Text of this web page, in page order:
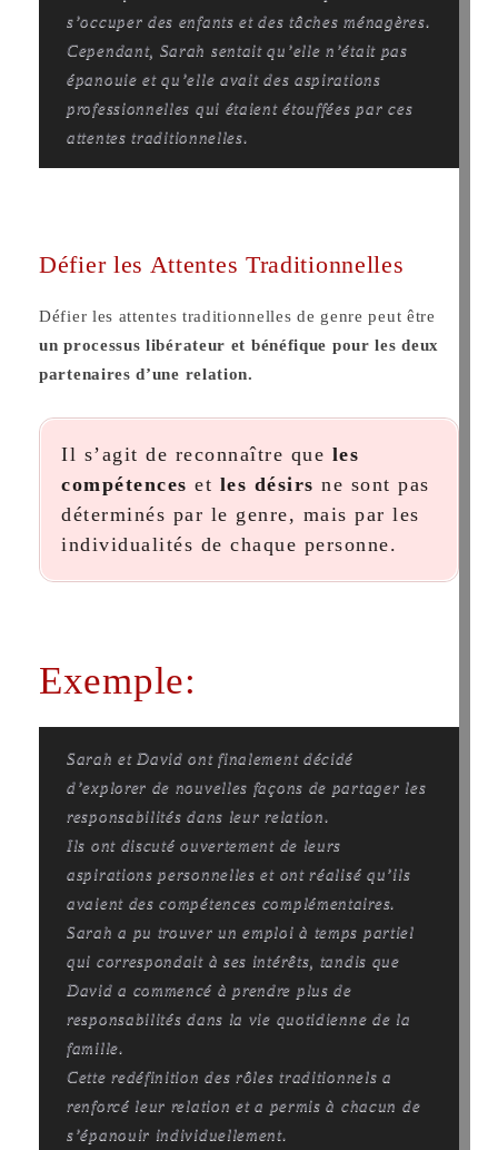
s’occuper des enfants et des tâches ménagères.
Cependant, Sarah sentait qu’elle n’était pas
épanouie et qu’elle avait des aspirations
professionnelles qui étaient étouffées par ces
attentes traditionnelles.
Défier les Attentes Traditionnelles
Défier les attentes traditionnelles de genre peut être
un processus libérateur et bénéfique pour les deux
partenaires d’une relation.
Il s’agit de reconnaître que les
compétences et les désirs ne sont pas
déterminés par le genre, mais par les
individualités de chaque personne.
Exemple:
Sarah et David ont finalement décidé
d’explorer de nouvelles façons de partager les
responsabilités dans leur relation.
Ils ont discuté ouvertement de leurs
aspirations personnelles et ont réalisé qu’ils
avaient des compétences complémentaires.
Sarah a pu trouver un emploi à temps partiel
qui correspondait à ses intérêts, tandis que
David a commencé à prendre plus de
responsabilités dans la vie quotidienne de la
famille.
Cette redéfinition des rôles traditionnels a
renforcé leur relation et a permis à chacun de
s’épanouir individuellement.